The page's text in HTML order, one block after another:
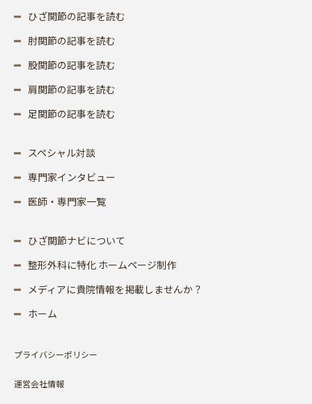
ひざ関節の記事を読む
肘関節の記事を読む
股関節の記事を読む
肩関節の記事を読む
足関節の記事を読む
スペシャル対談
専門家インタビュー
医師・専門家一覧
ひざ関節ナビについて
整形外科に特化 ホームページ制作
メディアに貴院情報を掲載しませんか？
ホーム
プライバシーポリシー
運営会社情報